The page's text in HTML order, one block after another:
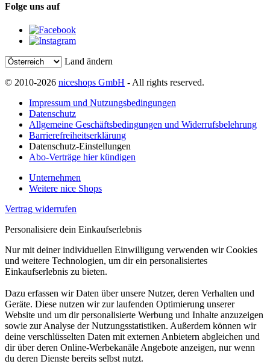
Folge uns auf
Land ändern
© 2010-2026 niceshops GmbH - All rights reserved.
Impressum und Nutzungsbedingungen
Datenschutz
Allgemeine Geschäftsbedingungen und Widerrufsbelehrung
Barrierefreiheitserklärung
Datenschutz-Einstellungen
Abo-Verträge hier kündigen
Unternehmen
Weitere nice Shops
Vertrag widerrufen
Personalisiere dein Einkaufserlebnis
Nur mit deiner individuellen Einwilligung verwenden wir Cookies
und weitere Technologien, um dir ein personalisiertes
Einkaufserlebnis zu bieten.
Dazu erfassen wir Daten über unsere Nutzer, deren Verhalten und
Geräte. Diese nutzen wir zur laufenden Optimierung unserer
Website und um dir personalisierte Werbung und Inhalte anzuzeigen
sowie zur Analyse der Nutzungsstatistiken. Außerdem können wir
deine verschlüsselten Daten mit externen Anbietern abgleichen und
dir über deren Online-Werbekanäle Angebote anzeigen, nur wenn
du deren Dienste bereits selbst nutzt.